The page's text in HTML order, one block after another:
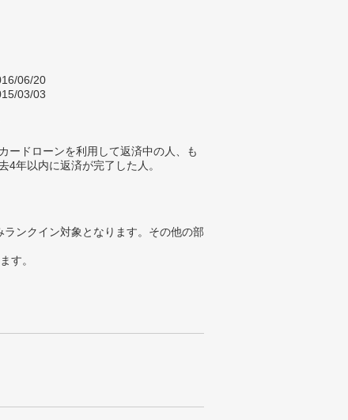
06/20
03/03
ードローンを利用して返済中の人、も
4年以内に返済が完了した人。
ンクイン対象となります。その他の部
す。